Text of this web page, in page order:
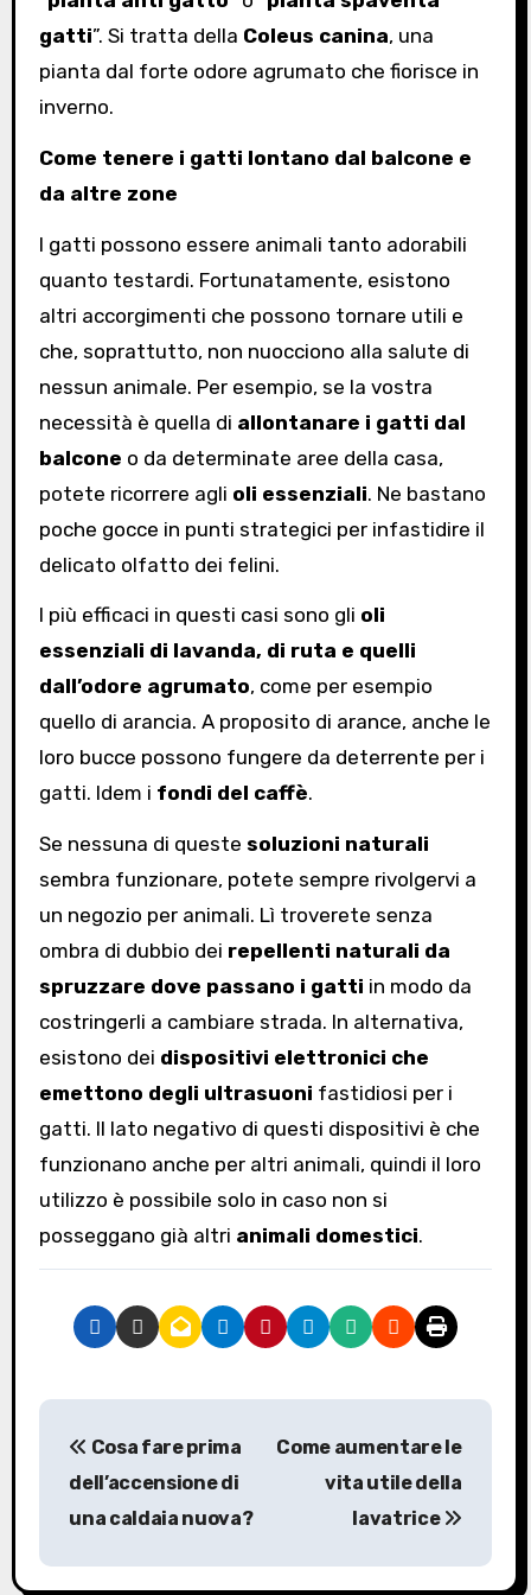
gatti”. Si tratta della Coleus canina, una
pianta dal forte odore agrumato che fiorisce in
inverno.
Come tenere i gatti lontano dal balcone e
da altre zone
I gatti possono essere animali tanto adorabili
quanto testardi. Fortunatamente, esistono
altri accorgimenti che possono tornare utili e
che, soprattutto, non nuocciono alla salute di
nessun animale. Per esempio, se la vostra
necessità è quella di allontanare i gatti dal
balcone o da determinate aree della casa,
potete ricorrere agli oli essenziali. Ne bastano
poche gocce in punti strategici per infastidire il
delicato olfatto dei felini.
I più efficaci in questi casi sono gli oli
essenziali di lavanda, di ruta e quelli
dall’odore agrumato, come per esempio
quello di arancia. A proposito di arance, anche le
loro bucce possono fungere da deterrente per i
gatti. Idem i fondi del caffè.
Se nessuna di queste soluzioni naturali
sembra funzionare, potete sempre rivolgervi a
un negozio per animali. Lì troverete senza
ombra di dubbio dei repellenti naturali da
spruzzare dove passano i gatti in modo da
costringerli a cambiare strada. In alternativa,
esistono dei dispositivi elettronici che
emettono degli ultrasuoni fastidiosi per i
gatti. Il lato negativo di questi dispositivi è che
funzionano anche per altri animali, quindi il loro
utilizzo è possibile solo in caso non si
posseggano già altri animali domestici.
N
i
Cosa fare prima
dell’accensione di
una caldaia nuova?
Come aumentare le
vita utile della
lavatrice